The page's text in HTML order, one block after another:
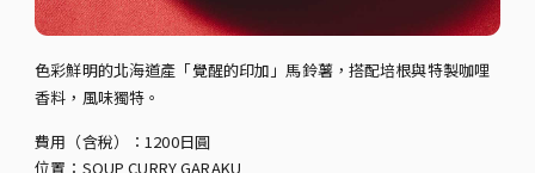
色彩鮮明的北海道產「覺醒的印加」馬鈴薯，搭配培根與特製咖哩
香料，風味獨特。
費用（含稅）：1200日圓
位置：SOUP CURRY GARAKU